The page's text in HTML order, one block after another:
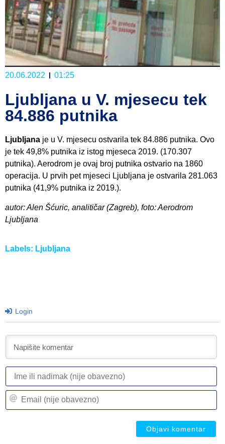
20.06.2022 01:25
Ljubljana u V. mjesecu tek
84.886 putnika
Ljubljana je u V. mjesecu ostvarila tek 84.886 putnika. Ovo
je tek 49,8% putnika iz istog mjeseca 2019. (170.307
putnika). Aerodrom je ovaj broj putnika ostvario na 1860
operacija. U prvih pet mjeseci Ljubljana je ostvarila 281.063
putnika (41,9% putnika iz 2019.).
autor: Alen Šćuric, analitičar (Zagreb), foto: Aerodrom
Ljubljana
Labels: Ljubljana
Login